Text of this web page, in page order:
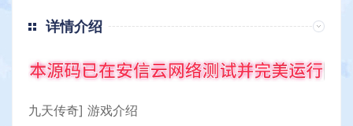
详情介绍
九天传奇] 游戏介绍